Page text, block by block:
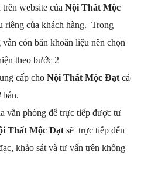
website của Nội Thất Mộc
riêng của khách hàng. Trong
còn băn khoăn liệu nên chọn
theo bước 2
cấp cho Nội Thất Mộc Đạt các
bản.
văn phòng để trực tiếp được tư
Thất Mộc Đạt sẽ trực tiếp đến
khảo sát và tư vấn trên không